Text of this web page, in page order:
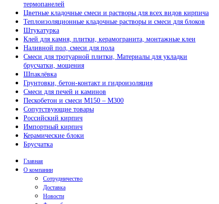
термопанелей
Цветные кладочные смеси и растворы для всех видов кирпича
Теплоизоляционные кладочные растворы и смеси для блоков
Штукатурка
Клей для камня, плитки, керамогранита, монтажные клеи
Наливной пол, смеси для пола
Смеси для тротуарной плитки, Материалы для укладки
брусчатки, мощения
Шпаклёвка
Грунтовки, бетон-контакт и гидроизоляция
Смеси для печей и каминов
Пескобетон и смеси М150 – М300
Сопутствующие товары
Российский кирпич
Импортный кирпич
Керамические блоки
Брусчатка
Главная
О компании
Сотрудничество
Доставка
Новости